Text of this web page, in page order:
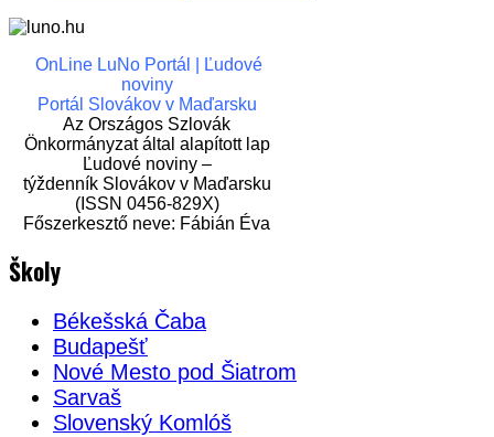
OnLine LuNo Portál | Ľudové
noviny
Portál Slovákov v Maďarsku
Az Országos Szlovák
Önkormányzat által alapított lap
Ľudové noviny –
týždenník Slovákov v Maďarsku
(ISSN 0456-829X)
Főszerkesztő neve: Fábián Éva
Školy
Békešská Čaba
Budapešť
Nové Mesto pod Šiatrom
Sarvaš
Slovenský Komlóš